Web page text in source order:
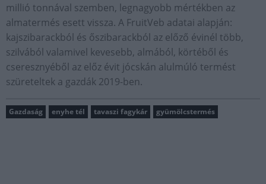
millió tonnával szemben, legnagyobb mértékben az
almatermés esett vissza. A FruitVeb adatai alapján:
kajszibarackból és őszibarackból az előző évinél több,
szilvából valamivel kevesebb, almából, körtéből és
cseresznyéből az előz évit jócskán alulmúló termést
szüreteltek a gazdák 2019-ben.
Gazdaság enyhe tél tavaszi fagykár gyümölcstermés